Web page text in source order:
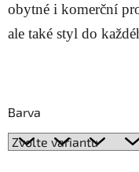
obytné i komerční
ale také styl do
Barva